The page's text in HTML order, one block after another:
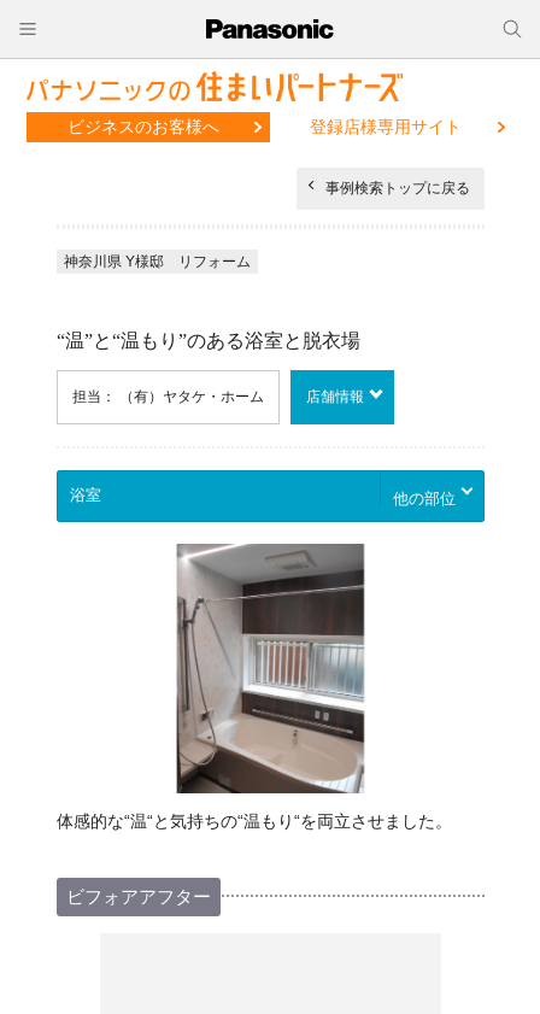
ビジネスのお客様へ 登録店様専用サイト
事例検索トップに戻る
神奈川県 Y様邸 リフォーム
“温”と“温もり”のある浴室と脱衣場
担当： （有）ヤタケ・ホーム 店舗情報
他の部位
体感的な“温“と気持ちの“温もり“を両立させました。
ビフォアアフター